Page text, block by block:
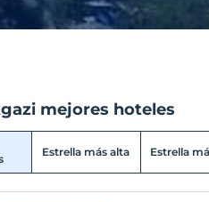
mejores hoteles
Estrella más alta Estrella